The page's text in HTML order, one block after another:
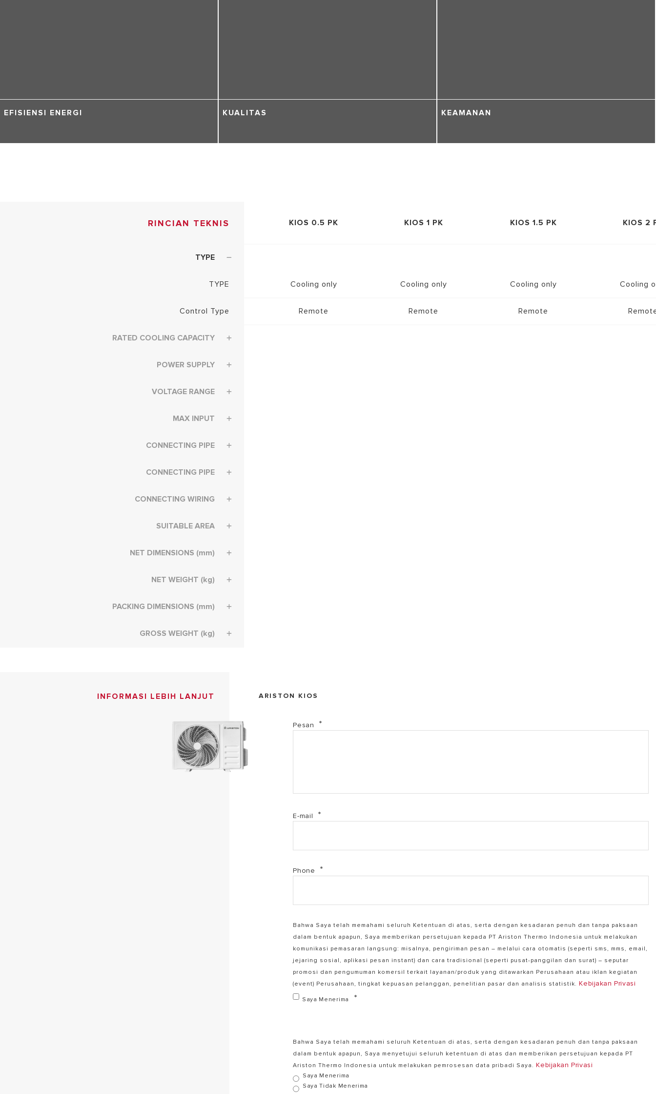
EFISIENSI ENERGI KUALITAS KEAMANAN
RINCIAN TEKNIS KIOS 0.5 PK KIOS 1 PK KIOS 1.5 PK KIOS 2
TYPE
TYPE Cooling only Cooling only Cooling only Cooling
Control Type Remote Remote Remote
RATED COOLING CAPACITY
POWER SUPPLY
VOLTAGE RANGE
MAX INPUT
CONNECTING PIPE
CONNECTING PIPE
CONNECTING WIRING
SUITABLE AREA
NET DIMENSIONS (mm)
NET WEIGHT (kg)
PACKING DIMENSIONS (mm)
GROSS WEIGHT (kg)
INFORMASI LEBIH LANJUT ARISTON KIOS
Pesan
E-mail
Phone
Bahwa Saya telah memahami seluruh Ketentuan di atas, serta dengan kesadaran penuh dan tanpa paksaan
dalam bentuk apapun, Saya memberikan persetujuan kepada PT Ariston Thermo Indonesia untuk melakukan
komunikasi pemasaran langsung: misalnya, pengiriman pesan – melalui cara otomatis (seperti sms, mms, email,
jejaring sosial, aplikasi pesan instant) dan cara tradisional (seperti pusat-panggilan dan surat) – seputar
promosi dan pengumuman komersil terkait layanan/produk yang ditawarkan Perusahaan atau iklan kegiatan
(event) Perusahaan, tingkat kepuasan pelanggan, penelitian pasar dan analisis statistik.Kebijakan Privasi
Saya Menerima
Bahwa Saya telah memahami seluruh Ketentuan di atas, serta dengan kesadaran penuh dan tanpa paksaan
dalam bentuk apapun, Saya menyetujui seluruh ketentuan di atas dan memberikan persetujuan kepada PT
Ariston Thermo Indonesia untuk melakukan pemrosesan data pribadi Saya.Kebijakan Privasi
Saya Menerima
Saya Tidak Menerima